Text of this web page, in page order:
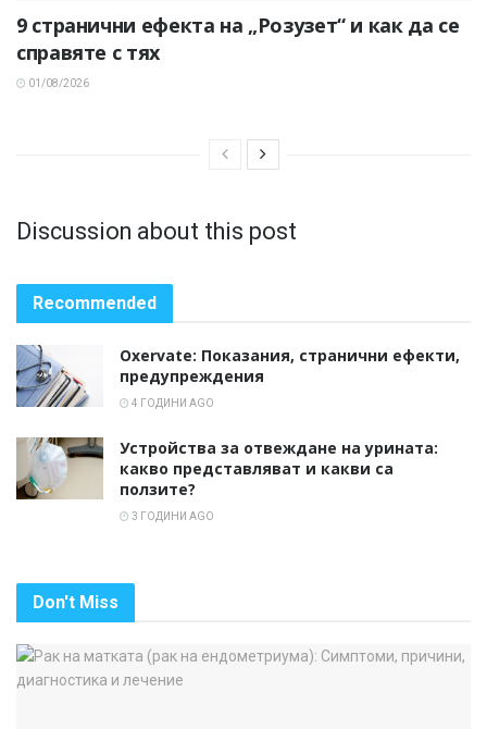
9 странични ефекта на „Розузет“ и как да се
справяте с тях
01/08/2026
Discussion about this post
Recommended
Oxervate: Показания, странични ефекти,
предупреждения
4 ГОДИНИ AGO
Устройства за отвеждане на урината:
какво представляват и какви са
ползите?
3 ГОДИНИ AGO
Don't Miss